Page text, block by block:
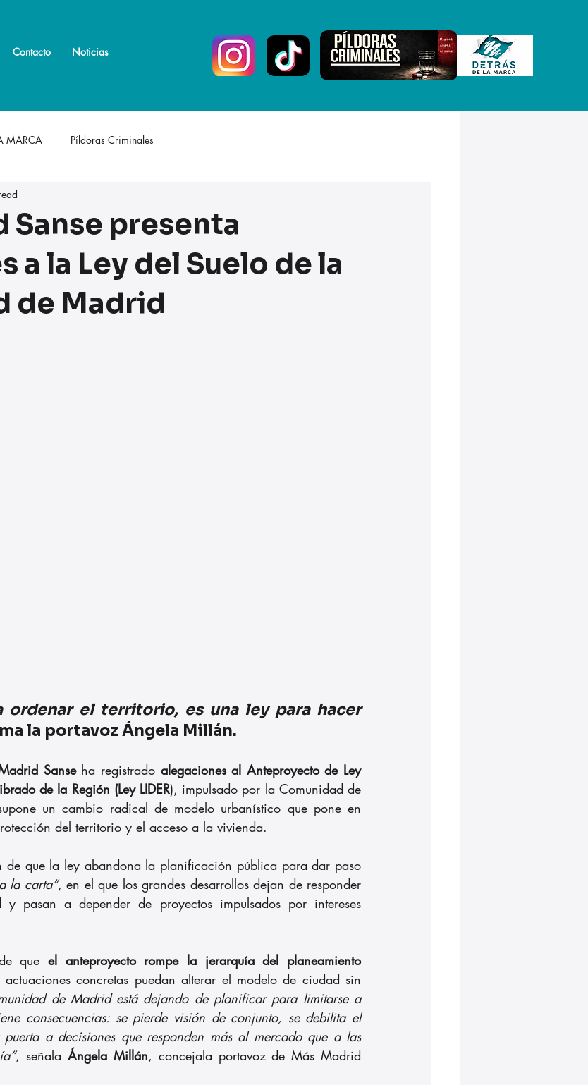
Más
Contacto Noticias
MARCA Píldoras Criminales
Sanse presenta
a la Ley del Suelo de la
de Madrid
ordenar el territorio, es una ley para hacer
la portavoz Ángela Millán.
Sanse ha registrado alegaciones al Anteproyecto de Ley
de la Región (Ley LIDER), impulsado por la Comunidad de
un cambio radical de modelo urbanístico que pone en
del territorio y el acceso a la vivienda.
de que la ley abandona la planificación pública para dar paso
la carta”, en el que los grandes desarrollos dejan de responder
pasan a depender de proyectos impulsados por intereses
que el anteproyecto rompe la jerarquía del planeamiento
concretas puedan alterar el modelo de ciudad sin
de Madrid está dejando de planificar para limitarse a
consecuencias: se pierde visión de conjunto, se debilita el
a decisiones que responden más al mercado que a las
, señala Ángela Millán, concejala portavoz de Más Madrid